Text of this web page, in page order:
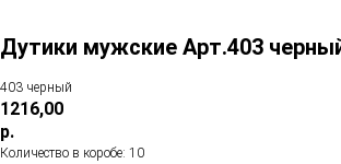
Дутики мужские Арт.403
403 черный
1216,00
р.
Количество в коробе: 10